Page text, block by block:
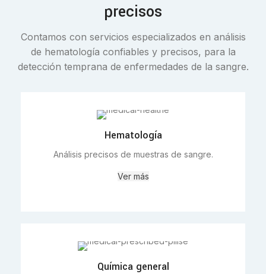
precisos
Contamos con servicios especializados en análisis
de hematología confiables y precisos, para la
detección temprana de enfermedades de la sangre.
Hematología
Análisis precisos de muestras de sangre.
Ver más
Química general